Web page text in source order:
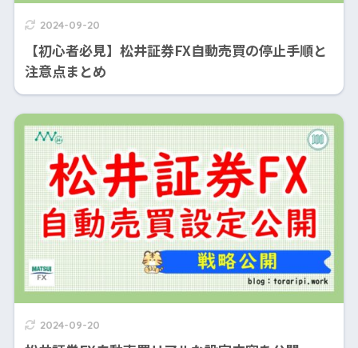
2024-09-20
【初心者必見】松井証券FX自動売買の停止手順と
注意点まとめ
2024-09-20